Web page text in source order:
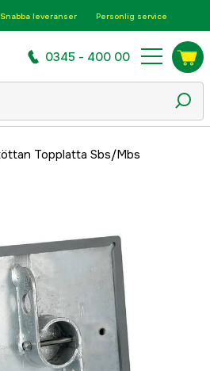
Snabba leveranser Personlig service
0345 - 400 00
Topplatta Sbs/Mbs